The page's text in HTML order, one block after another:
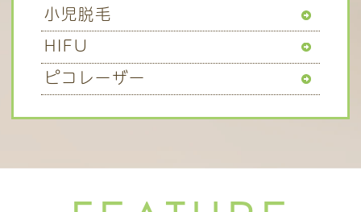
小児脱毛
HIFU
ピコレーザー